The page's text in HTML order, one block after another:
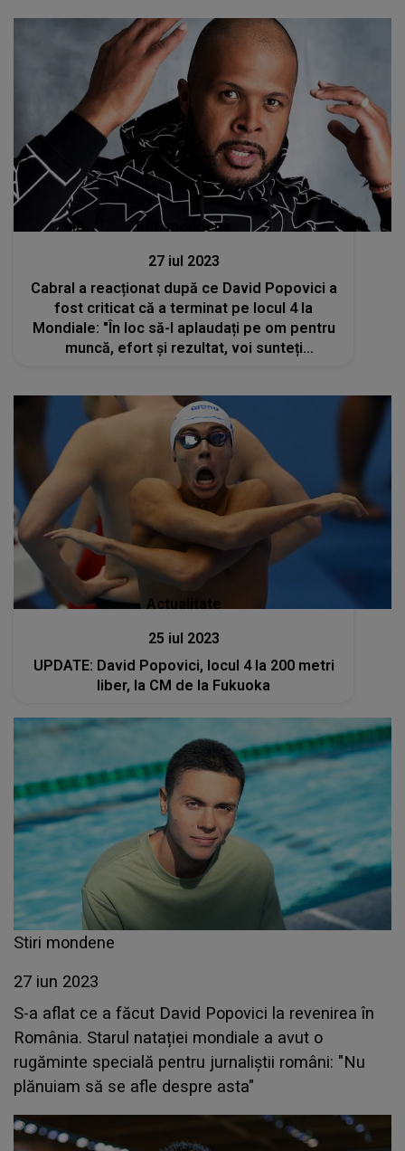
Stiri mondene
27 iul 2023
Cabral a reacționat după ce David Popovici a
fost criticat că a terminat pe locul 4 la
Mondiale: "În loc să-l aplaudați pe om pentru
muncă, efort și rezultat, voi sunteți
Actualitate
25 iul 2023
UPDATE: David Popovici, locul 4 la 200 metri
liber, la CM de la Fukuoka
Stiri mondene
27 iun 2023
S-a aflat ce a făcut David Popovici la revenirea în
România. Starul natației mondiale a avut o
rugăminte specială pentru jurnaliștii români: "Nu
plănuiam să se afle despre asta"